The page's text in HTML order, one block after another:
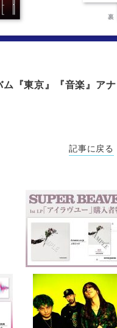
『東京』『音楽』ア
記事に戻る